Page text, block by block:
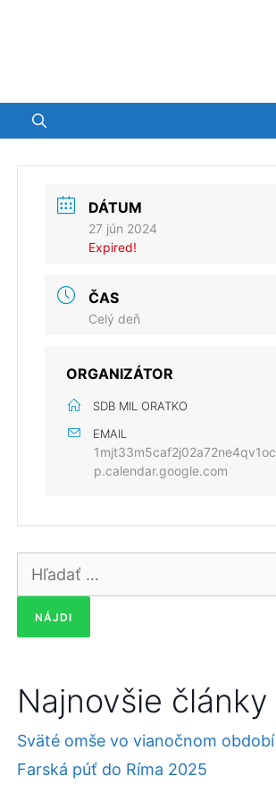
DÁTUM
27 jún 2024
Expired!
ČAS
Celý deň
ORGANIZÁTOR
SDB MIL ORATKO
EMAIL
p.calendar.google.com
Hľadať:
Najnovšie články
Sväté omše vo vianočnom období
Farská púť do Ríma 2025